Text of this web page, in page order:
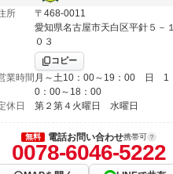
所
〒468-0011
愛知県名古屋市天白区平針５－１
０３
コピー
業時間 月～土10：00～19：00 日 1
0：00～18：00
休日
第２第４火曜日 水曜日
無料 電話お問い合わせ携帯可
0078-6046-5222